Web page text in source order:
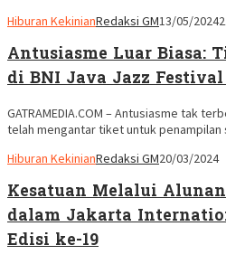
Hiburan KekinianRedaksi GM13/05/2024
Antusiasme Luar Biasa:
di BNI Java Jazz
GATRAMEDIA.COM – Antusiasme tak
telah mengantar tiket untuk
Hiburan KekinianRedaksi GM20/03/2024
Kesatuan Melalui
dalam Jakarta
Edisi ke-19